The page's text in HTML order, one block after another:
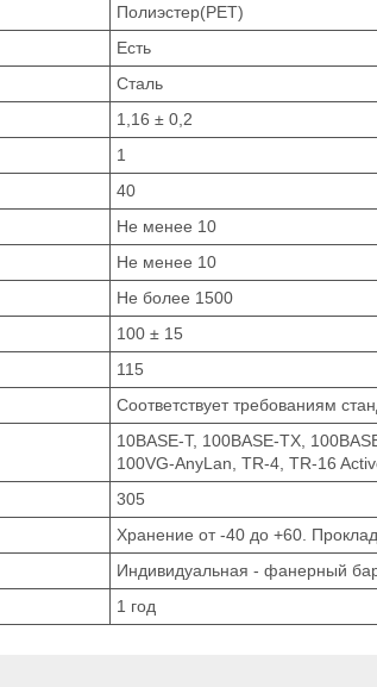
Полиэстер(PET)
Есть
Сталь
1,16 ± 0,2
1
40
Не менее 10
Не менее 10
Не более 1500
100 ± 15
115
Соответствует требованиям
10BASE-T, 100BASE-TX,
100VG-AnyLan, TR-4, TR-16
305
Хранение от -40 до +60.
Индивидуальная - фанерный
1 год